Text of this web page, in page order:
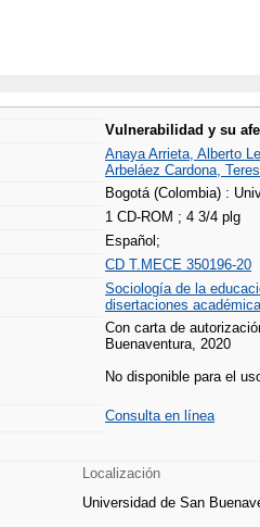
Vulnerabilidad y su
Anaya Arrieta, Alberto
Arbeláez Cardona,
Bogotá (Colombia) :
1 CD-ROM ; 4 3/4 plg
Español;
CD T.MECE 350196-20
Sociología de la
disertaciones
Con carta de
Buenaventura, 2020
No disponible para el
Consulta en línea
Localización
Universidad de San